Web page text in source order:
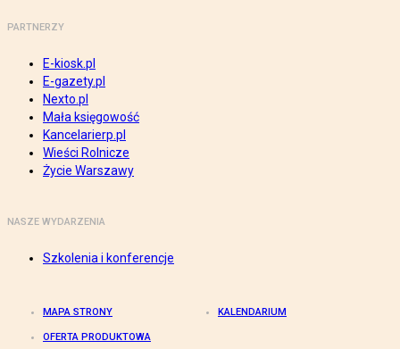
PARTNERZY
E-kiosk.pl
E-gazety.pl
Nexto.pl
Mała księgowość
Kancelarierp.pl
Wieści Rolnicze
Życie Warszawy
NASZE WYDARZENIA
Szkolenia i konferencje
MAPA STRONY KALENDARIUM
OFERTA PRODUKTOWA